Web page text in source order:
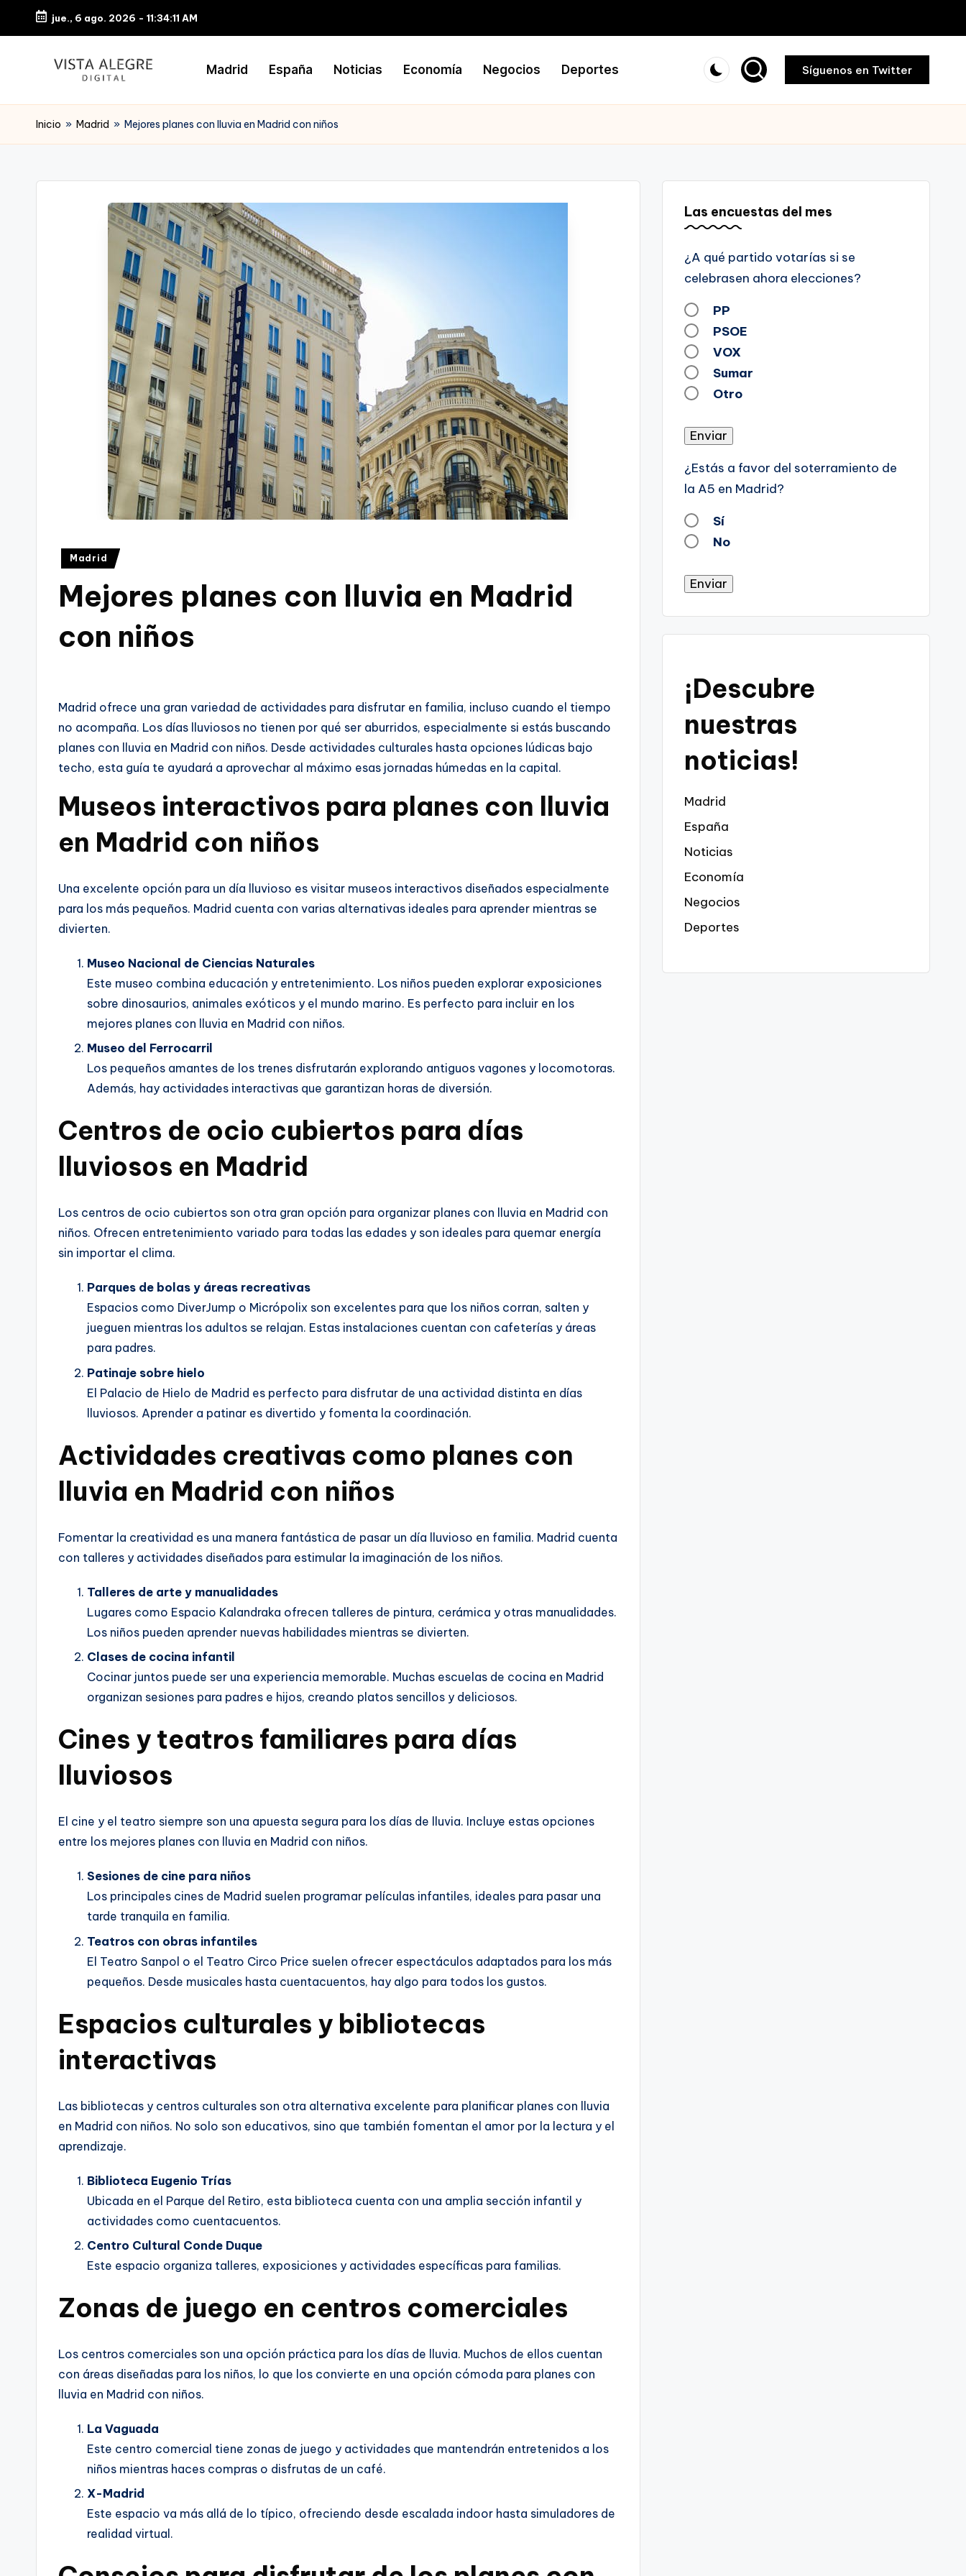
Saltar
jue., 6 ago. 2026 - 11:34:12 AM
Madrid España Noticias Economía Negocios Deportes Síguenos en Twitter
Inicio » Madrid » Mejores planes con lluvia en Madrid con niños
Publicado
Madrid
Mejores planes con lluvia en Madrid
con niños
Madrid ofrece una gran variedad de actividades para disfrutar en familia, incluso cuando el tiempo
no acompaña. Los días lluviosos no tienen por qué ser aburridos, especialmente si estás buscando
planes con lluvia en Madrid con niños. Desde actividades culturales hasta opciones lúdicas bajo
techo, esta guía te ayudará a aprovechar al máximo esas jornadas húmedas en la capital.
Museos interactivos para planes con lluvia
en Madrid con niños
Una excelente opción para un día lluvioso es visitar museos interactivos diseñados especialmente
para los más pequeños. Madrid cuenta con varias alternativas ideales para aprender mientras se
divierten.
Museo Nacional de Ciencias Naturales
Este museo combina educación y entretenimiento. Los niños pueden explorar exposiciones
sobre dinosaurios, animales exóticos y el mundo marino. Es perfecto para incluir en los
mejores planes con lluvia en Madrid con niños.
Museo del Ferrocarril
Los pequeños amantes de los trenes disfrutarán explorando antiguos vagones y locomotoras.
Además, hay actividades interactivas que garantizan horas de diversión.
Centros de ocio cubiertos para días
lluviosos en Madrid
Los centros de ocio cubiertos son otra gran opción para organizar planes con lluvia en Madrid con
niños. Ofrecen entretenimiento variado para todas las edades y son ideales para quemar energía
sin importar el clima.
Parques de bolas y áreas recreativas
Espacios como DiverJump o Micrópolix son excelentes para que los niños corran, salten y
jueguen mientras los adultos se relajan. Estas instalaciones cuentan con cafeterías y áreas
para padres.
Patinaje sobre hielo
El Palacio de Hielo de Madrid es perfecto para disfrutar de una actividad distinta en días
lluviosos. Aprender a patinar es divertido y fomenta la coordinación.
Actividades creativas como planes con
lluvia en Madrid con niños
Fomentar la creatividad es una manera fantástica de pasar un día lluvioso en familia. Madrid cuenta
con talleres y actividades diseñados para estimular la imaginación de los niños.
Talleres de arte y manualidades
Lugares como Espacio Kalandraka ofrecen talleres de pintura, cerámica y otras manualidades.
Los niños pueden aprender nuevas habilidades mientras se divierten.
Clases de cocina infantil
Cocinar juntos puede ser una experiencia memorable. Muchas escuelas de cocina en Madrid
organizan sesiones para padres e hijos, creando platos sencillos y deliciosos.
Cines y teatros familiares para días
lluviosos
El cine y el teatro siempre son una apuesta segura para los días de lluvia. Incluye estas opciones
entre los mejores planes con lluvia en Madrid con niños.
Sesiones de cine para niños
Los principales cines de Madrid suelen programar películas infantiles, ideales para pasar una
tarde tranquila en familia.
Teatros con obras infantiles
El Teatro Sanpol o el Teatro Circo Price suelen ofrecer espectáculos adaptados para los más
pequeños. Desde musicales hasta cuentacuentos, hay algo para todos los gustos.
Espacios culturales y bibliotecas
interactivas
Las bibliotecas y centros culturales son otra alternativa excelente para planificar planes con lluvia
en Madrid con niños. No solo son educativos, sino que también fomentan el amor por la lectura y el
aprendizaje.
Biblioteca Eugenio Trías
Ubicada en el Parque del Retiro, esta biblioteca cuenta con una amplia sección infantil y
actividades como cuentacuentos.
Centro Cultural Conde Duque
Este espacio organiza talleres, exposiciones y actividades específicas para familias.
Zonas de juego en centros comerciales
Los centros comerciales son una opción práctica para los días de lluvia. Muchos de ellos cuentan
con áreas diseñadas para los niños, lo que los convierte en una opción cómoda para planes con
lluvia en Madrid con niños.
La Vaguada
Este centro comercial tiene zonas de juego y actividades que mantendrán entretenidos a los
niños mientras haces compras o disfrutas de un café.
X-Madrid
Este espacio va más allá de lo típico, ofreciendo desde escalada indoor hasta simuladores de
realidad virtual.
Las encuestas del mes
¿A qué partido votarías si se
celebrasen ahora elecciones?
PP
PSOE
VOX
Sumar
Otro
Enviar
¿Estás a favor del soterramiento de
la A5 en Madrid?
Sí
No
Enviar
¡Descubre
nuestras
noticias!
Madrid
España
Noticias
Economía
Negocios
Deportes